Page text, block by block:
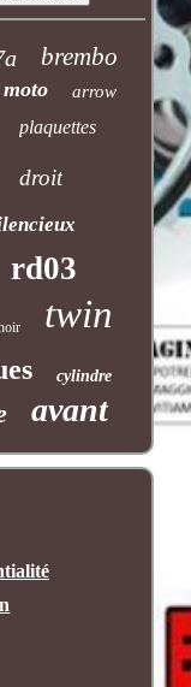
brembo
moto arrow
plaquettes
droit
rd03
twin
cylindre
avant